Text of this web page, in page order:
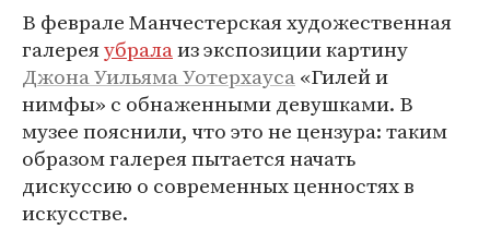
В феврале Манчестерская художественная
галереяубралаиз экспозиции картину
Джона Уильяма Уотерхауса«Гилей и
нимфы» с обнаженными девушками. В
музее пояснили, что это не цензура: таким
образом галерея пытается начать
дискуссию о современных ценностях в
искусстве.